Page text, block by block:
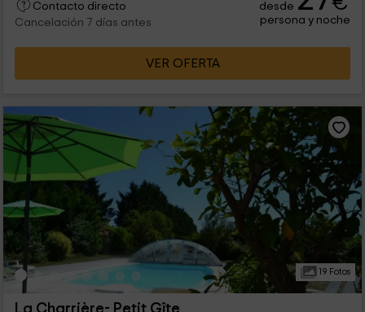
Contacto directo
Cancelación 7 días antes
desde
persona y noche
VER OFERTA
19 Fotos